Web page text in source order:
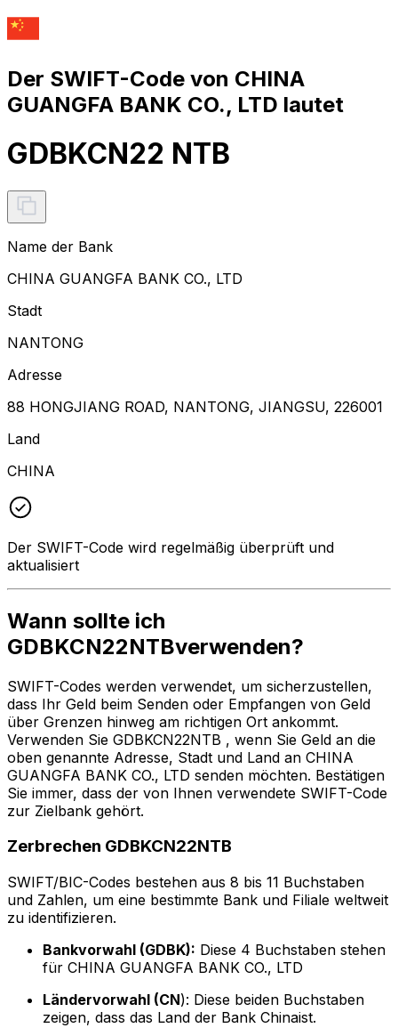
Der SWIFT-Code von CHINA
GUANGFA BANK CO., LTD lautet
GDBKCN22 NTB
Name der Bank
CHINA GUANGFA BANK CO., LTD
Stadt
NANTONG
Adresse
88 HONGJIANG ROAD, NANTONG, JIANGSU, 226001
Land
CHINA
Der SWIFT-Code wird regelmäßig überprüft und
aktualisiert
Wann sollte ich
GDBKCN22NTBverwenden?
SWIFT-Codes werden verwendet, um sicherzustellen,
dass Ihr Geld beim Senden oder Empfangen von Geld
über Grenzen hinweg am richtigen Ort ankommt.
Verwenden Sie GDBKCN22NTB , wenn Sie Geld an die
oben genannte Adresse, Stadt und Land an CHINA
GUANGFA BANK CO., LTD senden möchten. Bestätigen
Sie immer, dass der von Ihnen verwendete SWIFT-Code
zur Zielbank gehört.
Zerbrechen GDBKCN22NTB
SWIFT/BIC-Codes bestehen aus 8 bis 11 Buchstaben
und Zahlen, um eine bestimmte Bank und Filiale weltweit
zu identifizieren.
Bankvorwahl (GDBK): Diese 4 Buchstaben stehen
für CHINA GUANGFA BANK CO., LTD
Ländervorwahl (CN): Diese beiden Buchstaben
zeigen, dass das Land der Bank Chinaist.